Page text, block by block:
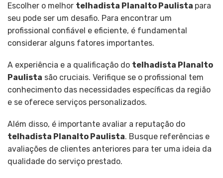
Escolher o melhor telhadista Planalto Paulista para
seu pode ser um desafio. Para encontrar um
profissional confiável e eficiente, é fundamental
considerar alguns fatores importantes.
A experiência e a qualificação do telhadista Planalto
Paulista são cruciais. Verifique se o profissional tem
conhecimento das necessidades específicas da região
e se oferece serviços personalizados.
Além disso, é importante avaliar a reputação do
telhadista Planalto Paulista. Busque referências e
avaliações de clientes anteriores para ter uma ideia da
qualidade do serviço prestado.